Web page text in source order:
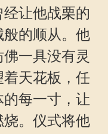
让他战栗的
的顺从。他
一具没有灵
天花板，任
每一寸，让
。仪式将他